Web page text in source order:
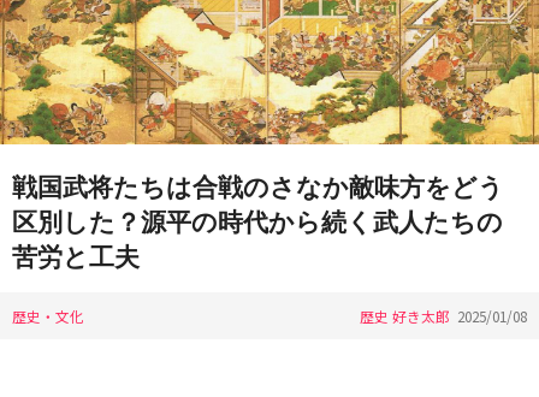
戦国武将たちは合戦のさなか敵味方をどう
区別した？源平の時代から続く武人たちの
苦労と工夫
歴史・文化 歴史 好き太郎 2025/01/08